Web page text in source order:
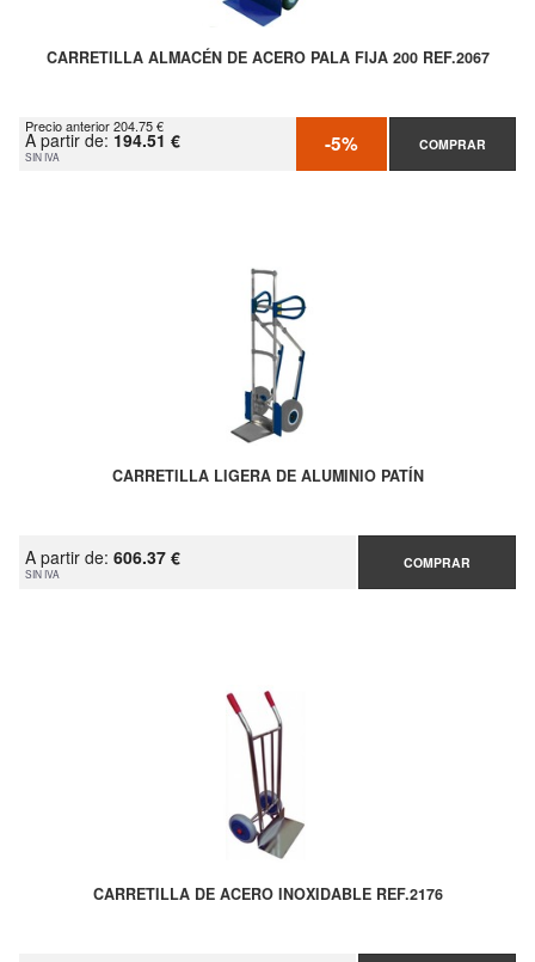
CARRETILLA ALMACÉN DE ACERO PALA FIJA 200 REF.2067
Precio anterior 204.75 €
A partir de: 194.51 €
SIN IVA -5% COMPRAR
CARRETILLA LIGERA DE ALUMINIO PATÍN
A partir de: 606.37 €
SIN IVA
COMPRAR
CARRETILLA DE ACERO INOXIDABLE REF.2176